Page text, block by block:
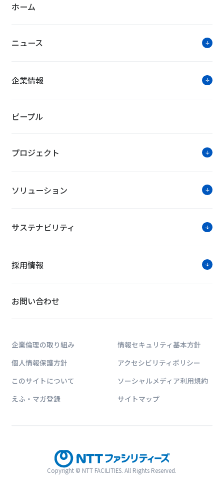
ホーム
ニュース
企業情報
ピープル
プロジェクト
ソリューション
サステナビリティ
採用情報
お問い合わせ
企業倫理の取り組み
情報セキュリティ基本方針
個人情報保護方針
アクセシビリティポリシー
このサイトについて
ソーシャルメディア利用規約
えふ・マガ登録
サイトマップ
Copyright © NTT FACILITIES. All Rights Reserved.